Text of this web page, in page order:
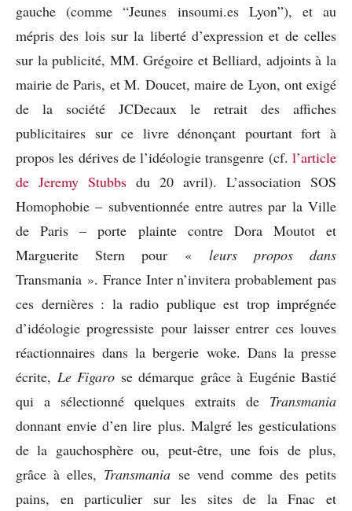
gauche (comme “Jeunes insoumi.es Lyon”), et au
mépris des lois sur la liberté d’expression et de celles
sur la publicité, MM. Grégoire et Belliard, adjoints à la
mairie de Paris, et M. Doucet, maire de Lyon, ont exigé
de la société JCDecaux le retrait des affiches
publicitaires sur ce livre dénonçant pourtant fort à
propos les dérives de l’idéologie transgenre (cf. l’article
de Jeremy Stubbs du 20 avril). L’association SOS
Homophobie – subventionnée entre autres par la Ville
de Paris – porte plainte contre Dora Moutot et
Marguerite Stern pour « leurs propos dans
Transmania ». France Inter n’invitera probablement pas
ces dernières : la radio publique est trop imprégnée
d’idéologie progressiste pour laisser entrer ces louves
réactionnaires dans la bergerie woke. Dans la presse
écrite, Le Figaro se démarque grâce à Eugénie Bastié
qui a sélectionné quelques extraits de Transmania
donnant envie d’en lire plus. Malgré les gesticulations
de la gauchosphère ou, peut-être, une fois de plus,
grâce à elles, Transmania se vend comme des petits
pains, en particulier sur les sites de la Fnac et